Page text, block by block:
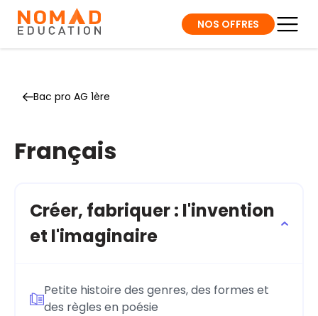
NOS OFFRES
Bac pro AG 1ère
Français
Créer, fabriquer : l'invention
et l'imaginaire
Petite histoire des genres, des formes et
des règles en poésie